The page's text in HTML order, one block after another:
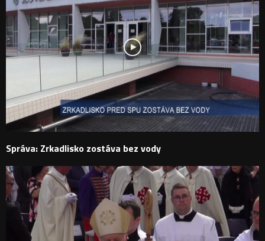
Správa: Zrkadlisko zostáva bez vody